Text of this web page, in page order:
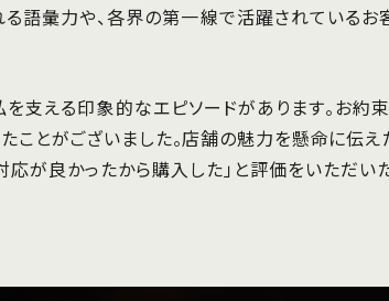
語彙力や、各界の第一線で活躍されているお
を支える印象的なエピソードがあります。お
ことがございました。店舗の魅力を懸命に伝
応が良かったから購入した」と評価をいただ